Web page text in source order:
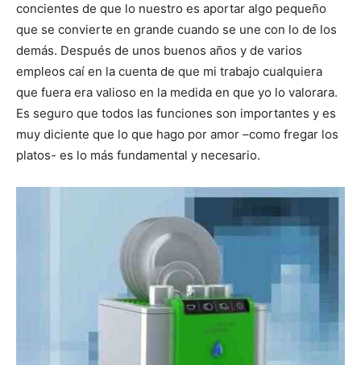
concientes de que lo nuestro es aportar algo pequeño
que se convierte en grande cuando se une con lo de los
demás. Después de unos buenos años y de varios
empleos caí en la cuenta de que mi trabajo cualquiera
que fuera era valioso en la medida en que yo lo valorara.
Es seguro que todos las funciones son importantes y es
muy diciente que lo que hago por amor –como fregar los
platos- es lo más fundamental y necesario.